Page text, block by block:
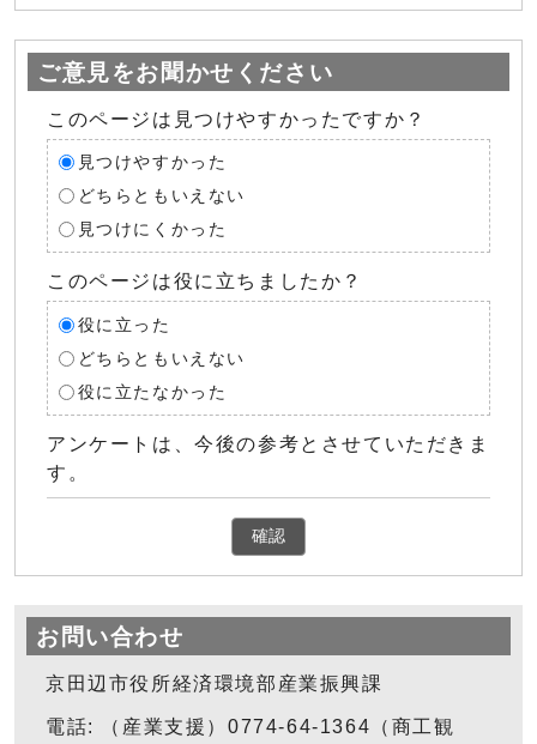
ご意見をお聞かせください
このページは見つけやすかったですか？
見つけやすかった
どちらともいえない
見つけにくかった
このページは役に立ちましたか？
役に立った
どちらともいえない
役に立たなかった
アンケートは、今後の参考とさせていただきま
す。
確認
お問い合わせ
京田辺市役所経済環境部産業振興課
電話: （産業支援）0774-64-1364（商工観